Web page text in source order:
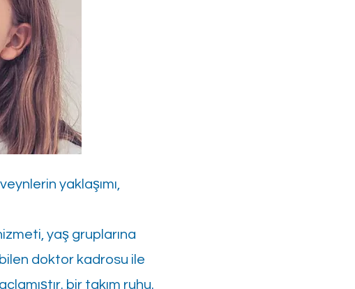
yaklaşımı,
yaş gruplarına
doktor kadrosu ile
bir takım ruhu.